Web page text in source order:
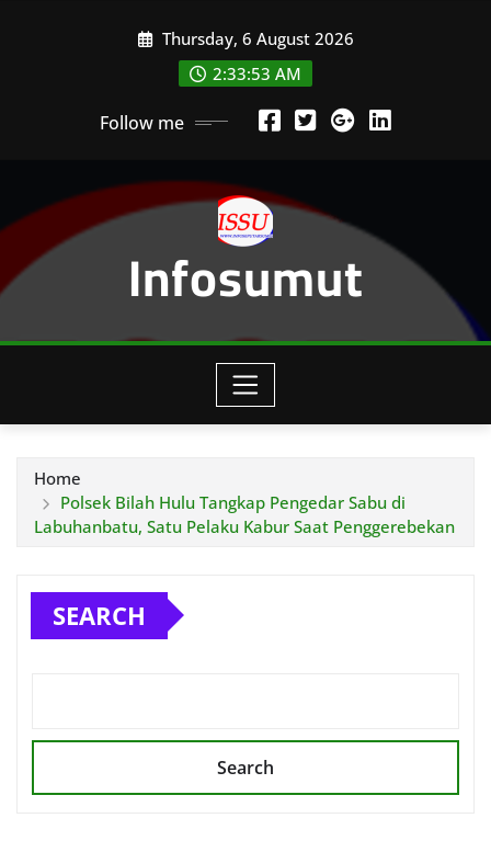
Thursday, 6 August 2026
2:33:54 AM
Follow me
Infosumut
Home
Polsek Bilah Hulu Tangkap Pengedar Sabu di
Labuhanbatu, Satu Pelaku Kabur Saat Penggerebekan
SEARCH
Search